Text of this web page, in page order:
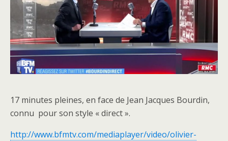
17 minutes pleines, en face de Jean Jacques Bourdin,
connu pour son style « direct ».
http://www.bfmtv.com/mediaplayer/video/olivier-